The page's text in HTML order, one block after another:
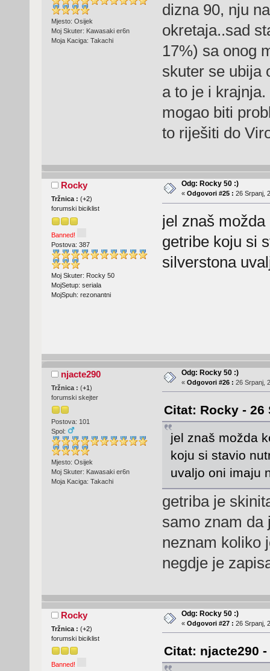
Mjesto: Osijek
Moj Skuter: Kawasaki er6n
Moja Kaciga: Takachi
dizna 90, nju
okretaja..sad
17%) sa onog
skuter se ubija
a to je i
mogao biti
to riješiti do
Rocky
Tržnica : (+2)
forumski biciklist
Banned!
Postova: 387
Moj Skuter: Rocky 50
MojSetup: seriala
MojSpuh: rezonantni
Odg: Rocky 50 :)
« Odgovori #25 : 26 Srpanj,
jel znaš
getribe koju si
silverstona
njacte290
Tržnica : (+1)
forumski skejter
Postova: 101
Spol:
Mjesto: Osijek
Moj Skuter: Kawasaki er6n
Moja Kaciga: Takachi
Odg: Rocky 50 :)
« Odgovori #26 : 26 Srpanj,
Citat: Rocky - 26
jel znaš možda
koju si stavio
uvaljo oni imaju
getriba je
samo znam da
neznam koliko
negdje je
Rocky
Tržnica : (+2)
forumski biciklist
Banned!
Odg: Rocky 50 :)
« Odgovori #27 : 26 Srpanj,
Citat: njacte290